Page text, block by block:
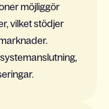
möjliggör
vilket stödjer